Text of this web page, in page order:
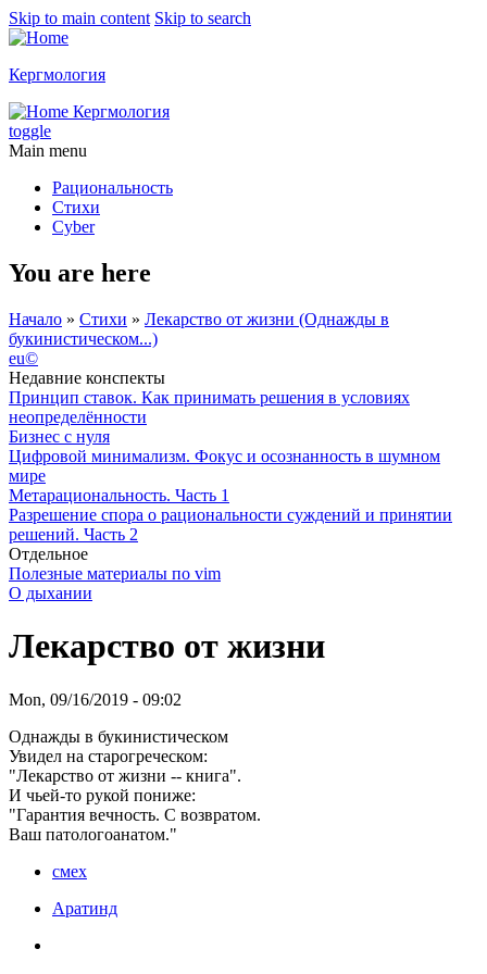
Skip to main content Skip to search
Кергмология
Кергмология
toggle
Main menu
Рациональность
Стихи
Cyber
You are here
Начало » Стихи » Лекарство от жизни (Однажды в
букинистическом...)
eu©
Недавние конспекты
Принцип ставок. Как принимать решения в условиях
неопределённости
Бизнес с нуля
Цифровой минимализм. Фокус и осознанность в шумном
мире
Метарациональность. Часть 1
Разрешение спора о рациональности суждений и принятии
решений. Часть 2
Отдельное
Полезные материалы по vim
О дыхании
Лекарство от жизни
Mon, 09/16/2019 - 09:02
Однажды в букинистическом
Увидел на старогреческом:
"Лекарство от жизни -- книга".
И чьей-то рукой пониже:
"Гарантия вечность. С возвратом.
Ваш патологоанатом."
смех
Аратинд